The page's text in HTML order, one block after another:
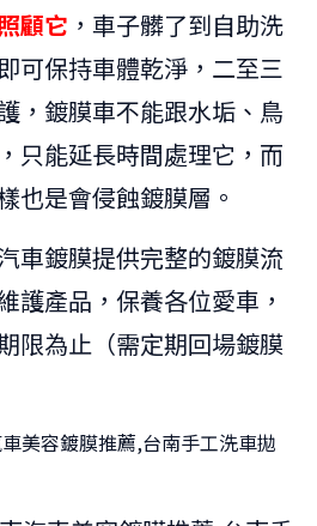
顧它 ，車子髒了到自助洗
可保持車體乾淨，二至三
，鍍膜車不能跟水垢、鳥
只能延長時間處理它，而
也是會侵蝕鍍膜層。
車鍍膜提供完整的鍍膜流
護產品，保養各位愛車，
限為止（需定期回場鍍膜